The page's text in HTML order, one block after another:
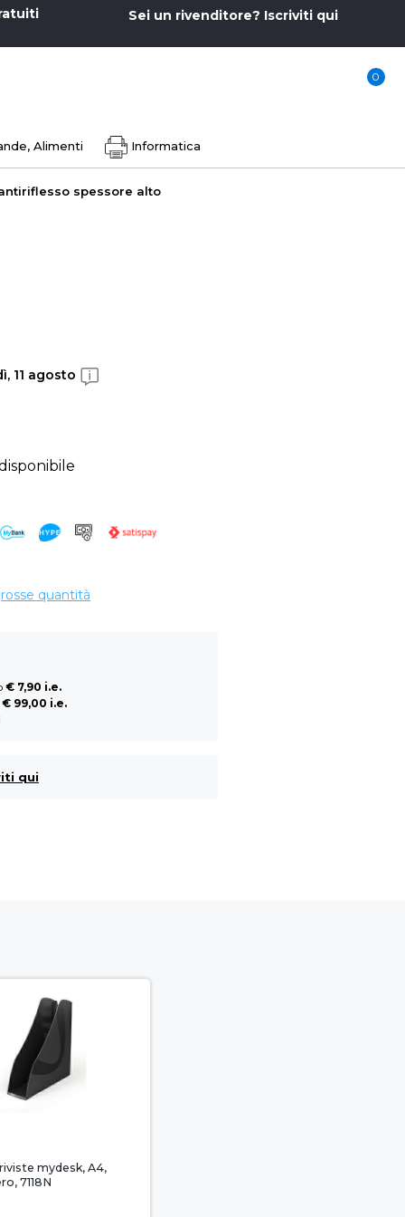
Sei un rivenditore? Iscriviti qui
0
Alimenti
Informatica
spessore alto
11 agosto
quantità
€ 7,90 i.e.
€ 99,00 i.e.
qui
mydesk, A4,
7118N